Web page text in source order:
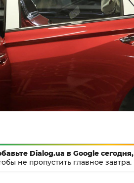
Dialog.ua в Google сегодня,
не пропустить главное завтра.